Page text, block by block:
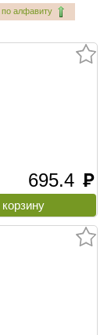
по алфавиту
695.4 руб